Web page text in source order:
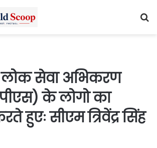
लोक सेवा अभिकरण
के लोगो का
हुएः सीएम त्रिवेंद्र सिंह